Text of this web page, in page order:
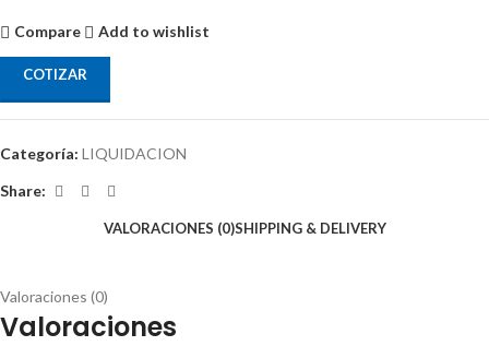
Compare Add to wishlist
COTIZAR
Categoría: LIQUIDACION
Share:
VALORACIONES (0)SHIPPING & DELIVERY
Valoraciones (0)
Valoraciones